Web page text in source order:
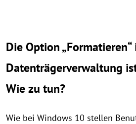
Die Option
Datenträgerverwaltung
Wie zu tun?
Wie bei Windows 10 stellen